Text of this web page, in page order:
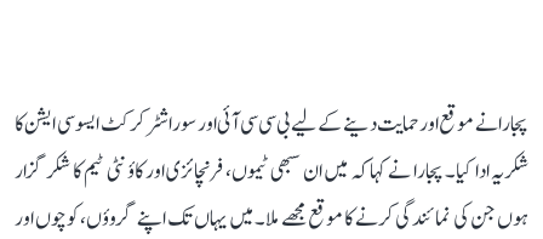
پجارا نے موقع اور حمایت دینے کے لیے بی سی سی آئی اور سوراشٹر کرکٹ ایسو سی ایشن کا
شکریہ ادا کیا۔ پجارا نے کہا کہ میں ان سبھی ٹیموں، فرنچائزی اور کاؤنٹی ٹیم کا شکر گزار
ہوں جن کی نمائندگی کرنے کا موقع مجھے ملا۔ میں یہاں تک اپنے گروؤں، کوچوں اور